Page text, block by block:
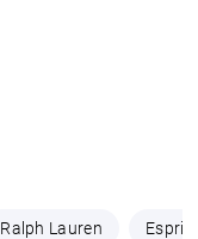
Ralph Lauren Esprit